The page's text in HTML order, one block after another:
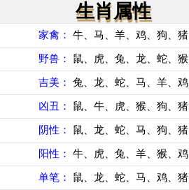
生肖属性
家禽： 牛、马、羊、鸡、狗、猪
野兽： 鼠、虎、兔、龙、蛇、猴
吉美： 兔、龙、蛇、马、羊、鸡
凶丑： 鼠、牛、虎、猴、狗、猪
阴性： 鼠、龙、蛇、马、狗、猪
阳性： 牛、虎、兔、羊、猴、鸡
单笔： 鼠、龙、蛇、马、鸡、猪